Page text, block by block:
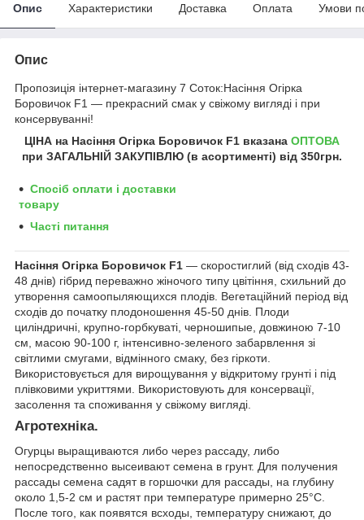
Опис Характеристики Доставка Оплата Умови
Опис
Пропозиція інтернет-магазину 7 Соток:Насіння Огірка
Боровичок F1 ― прекрасний смак у свіжому вигляді і при
консервуванні!
ЦІНА на Насіння Огірка Боровичок F1 вказана ОПТОВА
при ЗАГАЛЬНІЙ ЗАКУПІВЛЮ (в асортименті) від 350грн.
Спосіб оплати і доставки
товару
Часті питання
Насіння Огірка Боровичок F1 ― скоростиглий (від сходів 43-
48 днів) гібрид переважно жіночого типу цвітіння, схильний до
утворення самоопыляющихся плодів. Вегетаційний період від
сходів до початку плодоношення 45-50 днів. Плоди
циліндричні, крупно-горбкуваті, черношипые, довжиною 7-10
см, масою 90-100 г, інтенсивно-зеленого забарвлення зі
світлими смугами, відмінного смаку, без гіркоти.
Використовується для вирощування у відкритому грунті і під
плівковими укриттями. Використовують для консервації,
засолення та споживання у свіжому вигляді.
Агротехніка.
Огурцы выращиваются либо через рассаду, либо
непосредственно высеивают семена в грунт. Для получения
рассады семена садят в горшочки для рассады, на глубину
около 1,5-2 см и растят при температуре примерно 25°С.
После того, как появятся всходы, температуру снижают, до